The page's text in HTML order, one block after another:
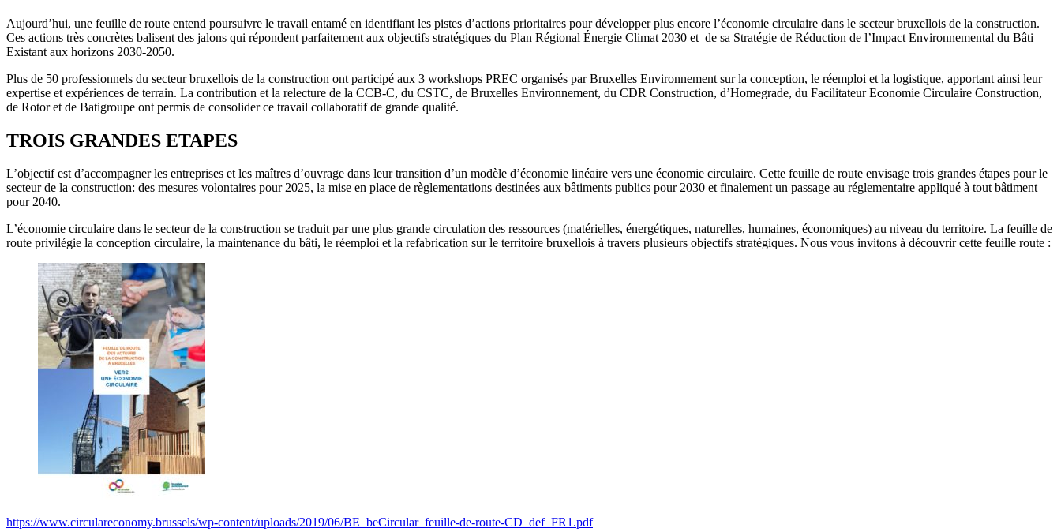
Aujourd’hui, une feuille de route entend poursuivre le travail entamé en identifiant les pistes d’actions prioritaires pour développer plus encore l’économie circulaire dans le secteur bruxellois de la construction.
Ces actions très concrètes balisent des jalons qui répondent parfaitement aux objectifs stratégiques du Plan Régional Énergie Climat 2030 et de sa Stratégie de Réduction de l’Impact Environnemental du Bâti
Existant aux horizons 2030-2050.
Plus de 50 professionnels du secteur bruxellois de la construction ont participé aux 3 workshops PREC organisés par Bruxelles Environnement sur la conception, le réemploi et la logistique, apportant ainsi leur
expertise et expériences de terrain. La contribution et la relecture de la CCB-C, du CSTC, de Bruxelles Environnement, du CDR Construction, d’Homegrade, du Facilitateur Economie Circulaire Construction,
de Rotor et de Batigroupe ont permis de consolider ce travail collaboratif de grande qualité.
TROIS GRANDES ETAPES
L’objectif est d’accompagner les entreprises et les maîtres d’ouvrage dans leur transition d’un modèle d’économie linéaire vers une économie circulaire. Cette feuille de route envisage trois grandes étapes pour le
secteur de la construction: des mesures volontaires pour 2025, la mise en place de règlementations destinées aux bâtiments publics pour 2030 et finalement un passage au réglementaire appliqué à tout bâtiment
pour 2040.
L’économie circulaire dans le secteur de la construction se traduit par une plus grande circulation des ressources (matérielles, énergétiques, naturelles, humaines, économiques) au niveau du territoire. La feuille de
route privilégie la conception circulaire, la maintenance du bâti, le réemploi et la refabrication sur le territoire bruxellois à travers plusieurs objectifs stratégiques. Nous vous invitons à découvrir cette feuille route :
https://www.circulareconomy.brussels/wp-content/uploads/2019/06/BE_beCircular_feuille-de-route-CD_def_FR1.pdf